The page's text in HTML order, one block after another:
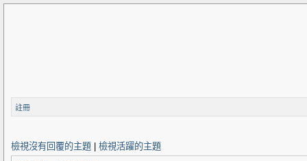
註冊
檢視沒有回覆的主題 檢視活躍的主題